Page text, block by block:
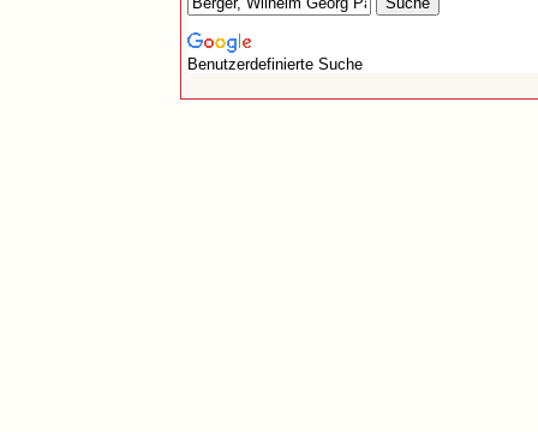
Benutzerdefinierte Suche